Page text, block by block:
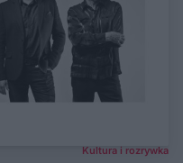
Kultura i rozrywka